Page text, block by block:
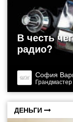
В честь
радио?
София
Грандмастер
ДЕНЬГИ